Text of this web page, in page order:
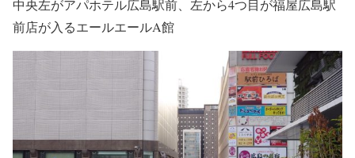
中央左がアパホテル広島駅前、左から4つ目が福屋広島駅
前店が入るエールエールA館